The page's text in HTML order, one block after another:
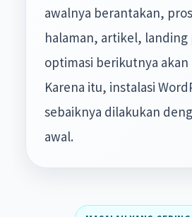
awalnya berantakan,
halaman, artikel, landing
optimasi berikutnya
Karena itu, instalasi
sebaiknya dilakukan
awal.